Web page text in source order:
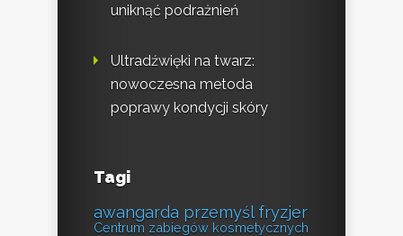
uniknąć podrażnień
Ultradźwięki na twarz:
nowoczesna metoda
poprawy kondycji skóry
Tagi
awangarda przemyśl fryzjer
Centrum zabiegów kosmetycznych